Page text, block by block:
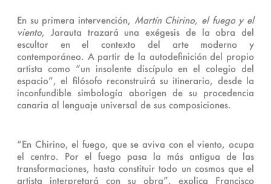
En su primera intervención, Martín Chirino, el fuego y el
viento, Jarauta trazará una exégesis de la obra del
escultor en el contexto del arte moderno y
contemporáneo. A partir de la autodefinición del propio
artista como “un insolente discípulo en el colegio del
espacio”, el filósofo reconstruirá su itinerario, desde la
inconfundible simbología aborigen de su procedencia
canaria al lenguaje universal de sus composiciones.
“En Chirino, el fuego, que se aviva con el viento, ocupa
el centro. Por el fuego pasa la más antigua de las
transformaciones, hasta constituir todo un cosmos que el
artista interpretará con su obra”, explica Francisco